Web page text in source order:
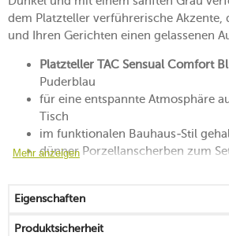
dem Platzteller verführerische Akzente,
und Ihren Gerichten einen gelassenen
Platzteller TAC Sensual Comfort
Puderblau
für eine entspannte Atmosphäre
Tisch
im funktionalen Bauhaus-Stil
dünner Porzellanscherben zum
der Tafel
griffig, platzsparend stapelbar und
Mehr anzeigen
Eigenschaften
Produktsicherheit